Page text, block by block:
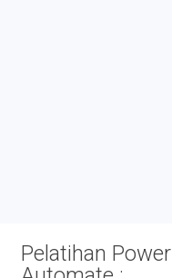
Pelatihan Power